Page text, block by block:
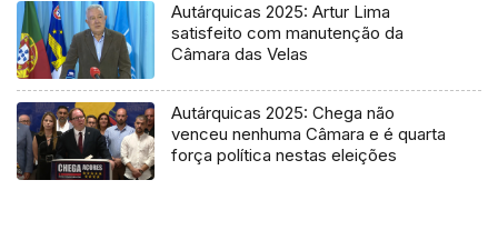
Autárquicas 2025: Artur Lima
satisfeito com manutenção da
Câmara das Velas
Autárquicas 2025: Chega não
venceu nenhuma Câmara e é quarta
força política nestas eleições